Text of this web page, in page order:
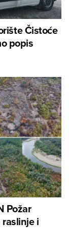
Čistoće
popis
Požar
i